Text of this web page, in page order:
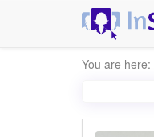
You are here: